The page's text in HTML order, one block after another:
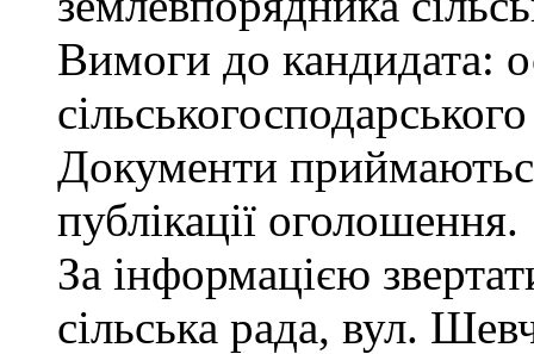
Вимоги до кандидата:
Документи
публікації оголошення.
За інформацією
сільська рада, вул.